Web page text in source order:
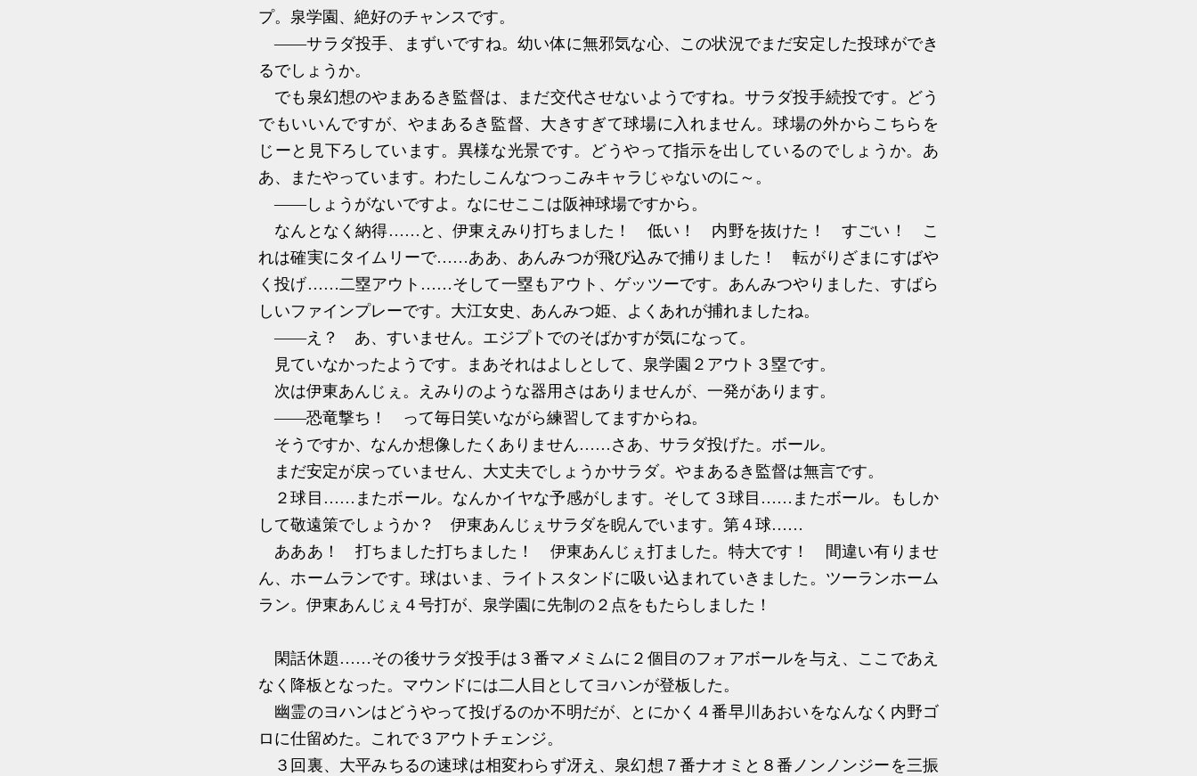
プ。泉学園、絶好のチャンスです。
――サラダ投手、まずいですね。幼い体に無邪気な心、この状況でまだ安定した投球ができ
るでしょうか。
でも泉幻想のやまあるき監督は、まだ交代させないようですね。サラダ投手続投です。どう
でもいいんですが、やまあるき監督、大きすぎて球場に入れません。球場の外からこちらを
じーと見下ろしています。異様な光景です。どうやって指示を出しているのでしょうか。あ
あ、またやっています。わたしこんなつっこみキャラじゃないのに～。
――しょうがないですよ。なにせここは阪神球場ですから。
なんとなく納得……と、伊東えみり打ちました！ 低い！ 内野を抜けた！ すごい！ こ
れは確実にタイムリーで……ああ、あんみつが飛び込みで捕りました！ 転がりざまにすばや
く投げ……二塁アウト……そして一塁もアウト、ゲッツーです。あんみつやりました、すばら
しいファインプレーです。大江女史、あんみつ姫、よくあれが捕れましたね。
――え？ あ、すいません。エジプトでのそばかすが気になって。
見ていなかったようです。まあそれはよしとして、泉学園２アウト３塁です。
次は伊東あんじぇ。えみりのような器用さはありませんが、一発があります。
――恐竜撃ち！ って毎日笑いながら練習してますからね。
そうですか、なんか想像したくありません……さあ、サラダ投げた。ボール。
まだ安定が戻っていません、大丈夫でしょうかサラダ。やまあるき監督は無言です。
２球目……またボール。なんかイヤな予感がします。そして３球目……またボール。もしか
して敬遠策でしょうか？ 伊東あんじぇサラダを睨んでいます。第４球……
あああ！ 打ちました打ちました！ 伊東あんじぇ打ました。特大です！ 間違い有りませ
ん、ホームランです。球はいま、ライトスタンドに吸い込まれていきました。ツーランホーム
ラン。伊東あんじぇ４号打が、泉学園に先制の２点をもたらしました！
閑話休題……その後サラダ投手は３番マメミムに２個目のフォアボールを与え、ここであえ
なく降板となった。マウンドには二人目としてヨハンが登板した。
幽霊のヨハンはどうやって投げるのか不明だが、とにかく４番早川あおいをなんなく内野ゴ
ロに仕留めた。これで３アウトチェンジ。
３回裏、大平みちるの速球は相変わらず冴え、泉幻想７番ナオミと８番ノンノンジーを三振